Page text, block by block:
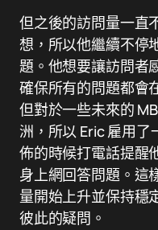
但之後的訪問量一直
想，所以他繼續不停
題。他想要讓訪問者
確保所有的問題都會
但對於一些未來的
洲，所以 Eric 雇用
佈的時候打電話提醒
身上網回答問題。這
量開始上升並保持穩
彼此的疑問。